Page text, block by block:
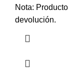
Nota:
devolución.